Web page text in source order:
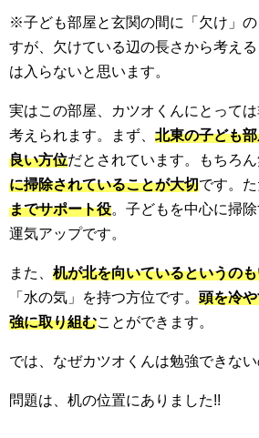
※子ども部屋と玄関の間に「欠け」の
すが、欠けている辺の長さから考え
は入らないと思います。
実はこの部屋、カツオくんにとって
考えられます。まず、 北東の子ども
良い方位だとされています。もちろん
に掃除されていることが大切です。た
までサポート役。子どもを中心に掃
運気アップです。
また、 机が北を向いているというの
「水の気」を持つ方位です。 頭を冷
強に取り組むことができます。
では、なぜカツオくんは勉強できな
問題は、机の位置にありました!!